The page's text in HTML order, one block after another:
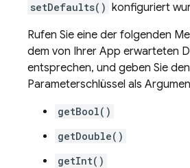
setDefaults() konfiguriert
Rufen Sie eine der folgenden
dem von Ihrer App erwarteten
entsprechen, und geben Sie den
Parameterschlüssel als
getBool()
getDouble()
getInt()